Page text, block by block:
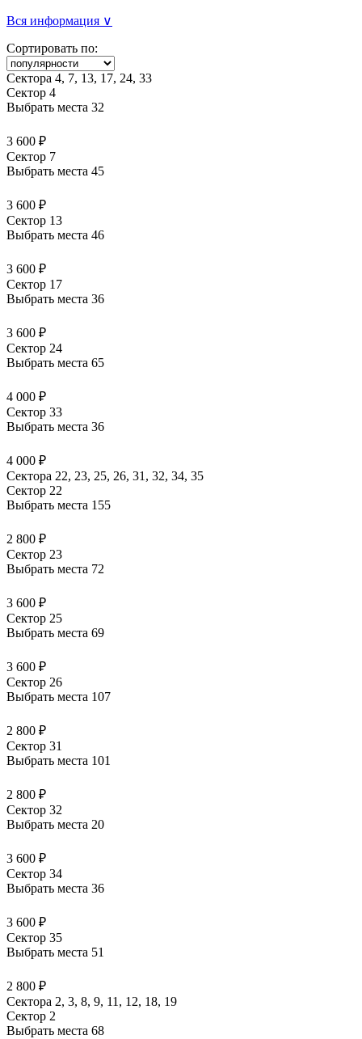
Вся информация ∨
Сортировать по:
Сектора 4, 7, 13, 17, 24, 33
Сектор 4
Выбрать места 32
3 600 ₽
Сектор 7
Выбрать места 45
3 600 ₽
Сектор 13
Выбрать места 46
3 600 ₽
Сектор 17
Выбрать места 36
3 600 ₽
Сектор 24
Выбрать места 65
4 000 ₽
Сектор 33
Выбрать места 36
4 000 ₽
Сектора 22, 23, 25, 26, 31, 32, 34, 35
Сектор 22
Выбрать места 155
2 800 ₽
Сектор 23
Выбрать места 72
3 600 ₽
Сектор 25
Выбрать места 69
3 600 ₽
Сектор 26
Выбрать места 107
2 800 ₽
Сектор 31
Выбрать места 101
2 800 ₽
Сектор 32
Выбрать места 20
3 600 ₽
Сектор 34
Выбрать места 36
3 600 ₽
Сектор 35
Выбрать места 51
2 800 ₽
Сектора 2, 3, 8, 9, 11, 12, 18, 19
Сектор 2
Выбрать места 68